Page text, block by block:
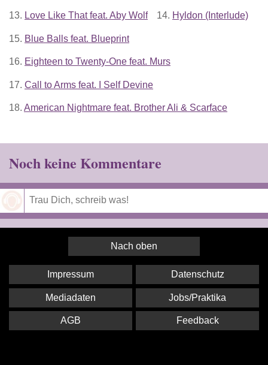
13. Love Like That feat. Aby Wolf 14. Hyldon (Interlude)
15. Blue Balls feat. Blueprint
16. Eighteen to Twenty-One feat. Murs
17. Call to Arms feat. I Self Devine
18. American Nightmare feat. Brother Ali & Scarface
Noch keine Kommentare
Nach oben
Impressum Datenschutz
Mediadaten Jobs/Praktika
AGB Feedback